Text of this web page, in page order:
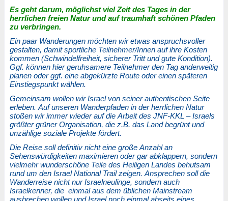
Es geht darum, möglichst viel Zeit des Tages in der
herrlichen freien Natur und auf traumhaft schönen Pfaden
zu verbringen.
Ein paar Wanderungen möchten wir etwas anspruchsvoller
gestalten, damit sportliche Teilnehmer/Innen auf ihre Kosten
kommen (Schwindelfreiheit, sicherer Tritt und gute Kondition).
Ggf. können hier geruhsamere Teilnehmer den Tag anderweitig
planen oder ggf. eine abgekürzte Route oder einen späteren
Einstiegspunkt wählen.
Gemeinsam wollen wir Israel von seiner authentischen Seite
erleben. Auf unseren Wanderpfaden in der herrlichen Natur
stoßen wir immer wieder auf die Arbeit des JNF-KKL – Israels
größter grüner Organisation, die z.B. das Land begrünt und
unzählige soziale Projekte fördert.
Die Reise soll definitiv nicht eine große Anzahl an
Sehenswürdigkeiten maximieren oder gar abklappern, sondern
vielmehr wunderschöne Teile des Heiligen Landes behutsam
rund um den Israel National Trail zeigen. Ansprechen soll die
Wanderreise nicht nur Israelneulinge, sondern auch
Israelkenner, die einmal aus dem üblichen Mainstream